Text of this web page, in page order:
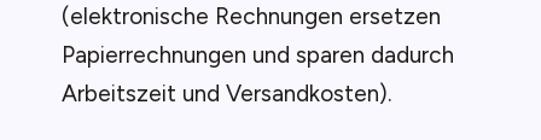
(elektronische Rechnungen ersetzen
Papierrechnungen und sparen dadurch
Arbeitszeit und Versandkosten).